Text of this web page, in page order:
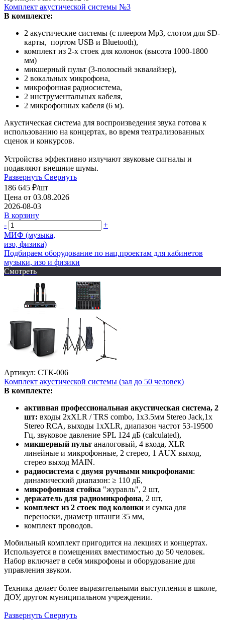
Комплект акустической системы №3
В комплекте:
2 акустические системы (с плеером Mp3, слотом для SD-
карты, портом USB и Bluetooth),
комплект из 2-х стоек для колонок (высота 1000-1800
мм)
микшерный пульт (3-полосный эквалайзер),
2 вокальных микрофона,
микрофонная радиосистема,
2 инструментальных кабеля,
2 микрофонных кабеля (6 м).
Акустическая система для воспроизведения звука готова к
использованию на концертах, во время театрализованных
сценок и конкурсов.
Устройства эффективно излучают звуковые сигналы и
подавляют внешние шумы.
Развернуть Свернуть
186 645 ₽/шт
Цена от 03.08.2026
2026-08-03
В корзину
-
+
МИФ (музыка,
изо, физика)
Подбираем оборудование по нац.проектам для кабинетов
музыки, изо и физики
Смотреть
Артикул: СТК-006
Комплект акустической системы (зал до 50 человек)
В комплекте:
активная профессиональная акустическая система, 2
шт: входы 2xXLR / TRS combo, 1x3.5мм Stereo Jack,1x
Stereo RCA, выходы 1xXLR, диапазон частот 53-19500
Гц, звуковое давление SPL 124 дБ (calculated),
микшерный пульт аналоговый, 4 входа, XLR
линейные и микрофонные, 2 стерео, 1 AUX выход,
стерео выход MAIN.
радиосистема с двумя ручными микрофонами:
динамический диапазон: ≥ 110 дБ,
микрофонная стойка "журавль", 2 шт,
держатель для радиомикрофона, 2 шт,
комплект из 2 стоек под колонки и сумка для
переноски, диаметр штанги 35 мм,
комплект проводов.
Мобильный комплект пригодится на лекциях и концертах.
Используется в помещениях вместимостью до 50 человек.
Набор включает в себя микрофоны и оборудование для
управления звуком.
Техника делает более выразительными выступления в школе,
ДОУ, другом муниципальном учреждении.
Развернуть Свернуть